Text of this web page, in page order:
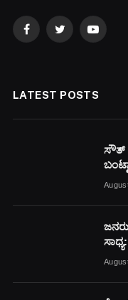
FacebookTwitter YouTube
LATEST POSTS
ಸೌತ್